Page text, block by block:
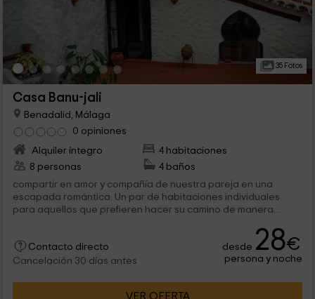
35 Fotos
Casa Banu-jali
Benadalid, Málaga
0 opiniones
Alquiler íntegro
4 habitaciones
8 personas
4 baños
compartir en amor y compañía de nuestra pareja en una
escapada romántica. Un par de habitaciones individuales
para aquellos que prefieren hacer su camino de manera...
Contacto directo
Cancelación 30 días antes
desde 28€
persona y noche
VER OFERTA